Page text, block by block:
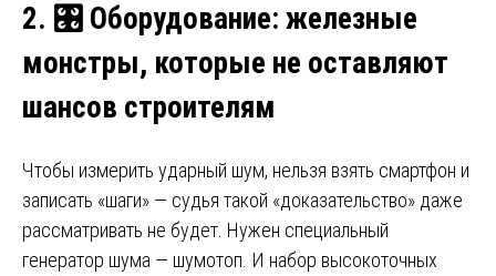
2. 🎛️ Оборудование: железные
монстры, которые не оставляют
шансов строителям
Чтобы измерить ударный шум, нельзя взять смартфон и
записать «шаги» — судья такой «доказательство» даже
рассматривать не будет. Нужен специальный
генератор шума — шумотоп. И набор высокоточных